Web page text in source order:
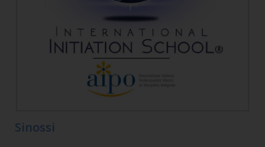
Sinossi